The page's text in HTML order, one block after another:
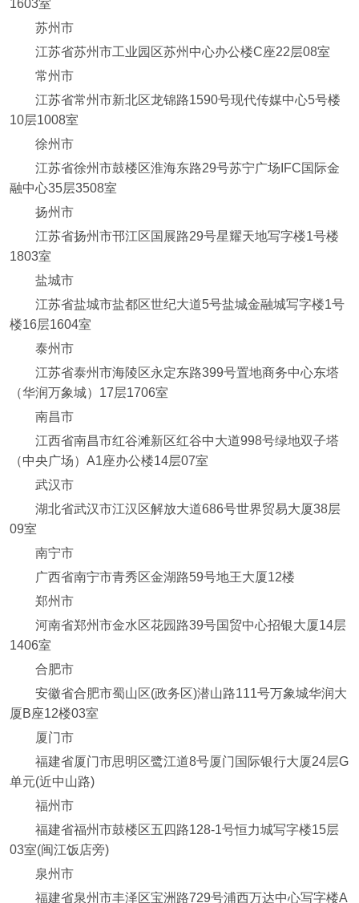
1603室
苏州市
江苏省苏州市工业园区苏州中心办公楼C座22层08室
常州市
江苏省常州市新北区龙锦路1590号现代传媒中心5号楼
10层1008室
徐州市
江苏省徐州市鼓楼区淮海东路29号苏宁广场IFC国际金
融中心35层3508室
扬州市
江苏省扬州市邗江区国展路29号星耀天地写字楼1号楼
1803室
盐城市
江苏省盐城市盐都区世纪大道5号盐城金融城写字楼1号
楼16层1604室
泰州市
江苏省泰州市海陵区永定东路399号置地商务中心东塔
（华润万象城）17层1706室
南昌市
江西省南昌市红谷滩新区红谷中大道998号绿地双子塔
（中央广场）A1座办公楼14层07室
武汉市
湖北省武汉市江汉区解放大道686号世界贸易大厦38层
09室
南宁市
广西省南宁市青秀区金湖路59号地王大厦12楼
郑州市
河南省郑州市金水区花园路39号国贸中心招银大厦14层
1406室
合肥市
安徽省合肥市蜀山区(政务区)潜山路111号万象城华润大
厦B座12楼03室
厦门市
福建省厦门市思明区鹭江道8号厦门国际银行大厦24层G
单元(近中山路)
福州市
福建省福州市鼓楼区五四路128-1号恒力城写字楼15层
03室(闽江饭店旁)
泉州市
福建省泉州市丰泽区宝洲路729号浦西万达中心写字楼A